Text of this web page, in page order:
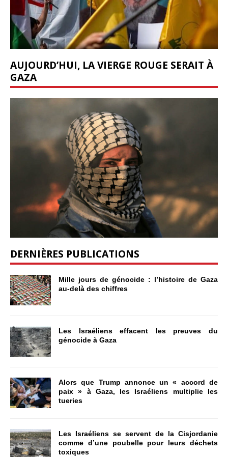
AUJOURD’HUI, LA VIERGE ROUGE SERAIT À
GAZA
DERNIÈRES PUBLICATIONS
Mille jours de génocide : l’histoire de Gaza
au-delà des chiffres
Les Israéliens effacent les preuves du
génocide à Gaza
Alors que Trump annonce un « accord de
paix » à Gaza, les Israéliens multiplie les
tueries
Les Israéliens se servent de la Cisjordanie
comme d’une poubelle pour leurs déchets
toxiques